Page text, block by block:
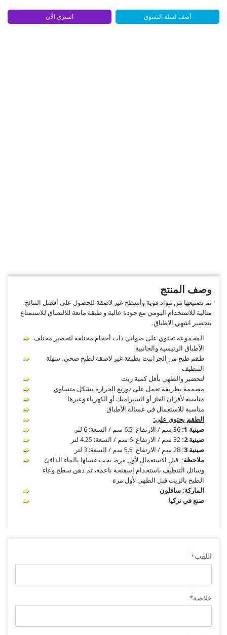
أضف لسلة التسوق اشتري الآن
وصف المنتج
تم تصنيعها من مواد قوية وأسطح غير لاصقة للحصول على أفضل النتائج.
مثالية للاستخدام اليومي مع جودة عالية و طبقة مانعة للالتصاق للاستمتاع
بتحضير اشهي الاطباق.
المجموعة تحتوي على صواني ذات أحجام مختلفة لتحضير مختلف
الأطباق الرئيسية والجانبية
طقم طبخ من الجرانيت بطبقة غير لاصقة لطبخ صحي، سهلة
التنظيف
لتحضير والطهي بأقل كمية زيت
مصممة بطريقة تعمل على توزيع الحرارة بشكل متساوي
مناسبة لأفران الغاز أو السيراميك أو الكهرباء وغيرها
مناسبة للاستعمال في غسالة الأطباق
الطقم يحتوي على:
صينية 1:
صينية 2:
صينية 3:
ملاحظة: قبل الاستعمال لأول مرة، يجب غسلها بالماء الدافئ
وسائل التنظيف باستخدام إسفنجة ناعمة، ثم دهن سطح وعاء
الطبخ بالزيت قبل الطهي لأول مرة
الماركة: سافلون
صنع في تركيا
اللقب
خلاصة